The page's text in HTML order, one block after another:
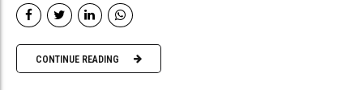
CONTINUE READING